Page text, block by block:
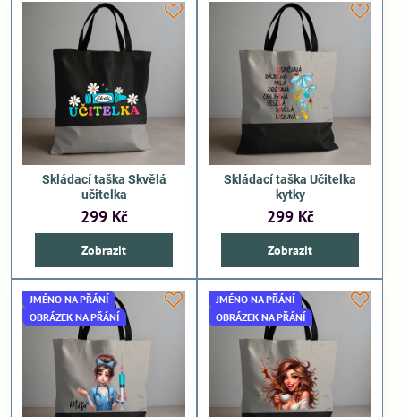
Skládací taška Skvělá
učitelka
299 Kč
Zobrazit
Skládací taška Učitelka
kytky
299 Kč
Zobrazit
JMÉNO NA PŘÁNÍ
OBRÁZEK NA PŘÁNÍ
JMÉNO NA PŘÁNÍ
OBRÁZEK NA PŘÁNÍ